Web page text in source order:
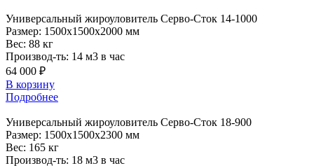
Универсальный жироуловитель Серво-Сток 14-1000
Размер: 1500x1500x2000 мм
Вес: 88 кг
Производ-ть: 14 м3 в час
64 000 ₽
В корзину
Подробнее
Универсальный жироуловитель Серво-Сток 18-900
Размер: 1500x1500x2300 мм
Вес: 165 кг
Производ-ть: 18 м3 в час